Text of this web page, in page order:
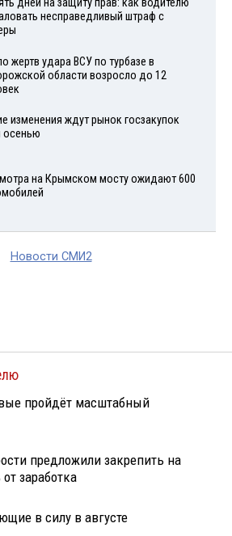
несправедливый штраф с
жертв удара ВСУ по турбазе в
области возросло до 12
изменения ждут рынок госзакупок
осенью
на Крымском мосту ожидают 600
Новости СМИ2
пройдёт масштабный
предложили закрепить на
заработка
в силу в августе